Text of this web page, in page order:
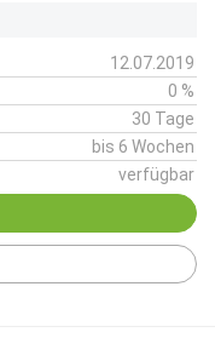
12.07.2019
0 %
30 Tage
bis 6 Wochen
verfügbar